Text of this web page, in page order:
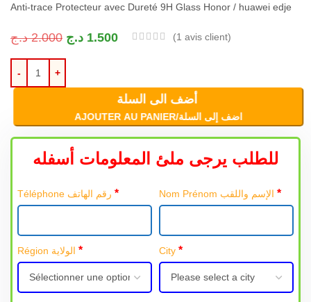
Anti-trace Protecteur avec Dureté 9H Glass Honor / huawei edje
2.000 د.ج 1.500 د.ج (1 avis client)
أضف الى السلة
AJOUTER AU PANIER/اضف إلى السلة
للطلب يرجى ملئ المعلومات أسفله
Téléphone رقم الهاتف* *
Région الولاية* City *